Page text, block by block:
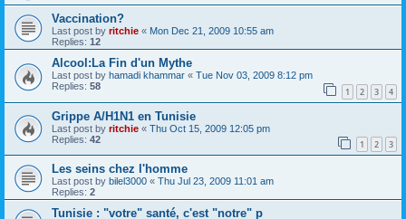
Vaccination?
Last post by ritchie « Mon Dec 21, 2009 10:55 am
Replies: 12
Alcool:La Fin d'un Mythe
Last post by hamadi khammar « Tue Nov 03, 2009 8:12 pm
Replies: 58 1 2 3 4
Grippe A/H1N1 en Tunisie
Last post by ritchie « Thu Oct 15, 2009 12:05 pm
Replies: 42 1 2 3
Les seins chez l'homme
Last post by bilel3000 « Thu Jul 23, 2009 11:01 am
Replies: 2
Tunisie : "votre" santé, c'est "notre" p